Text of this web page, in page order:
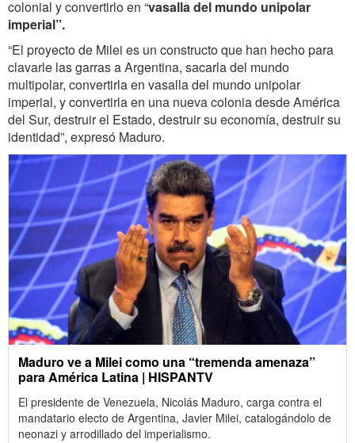
colonial y convertirlo en “vasalla del mundo unipolar
imperial”.
“El proyecto de Milei es un constructo que han hecho para
clavarle las garras a Argentina, sacarla del mundo
multipolar, convertirla en vasalla del mundo unipolar
imperial, y convertirla en una nueva colonia desde América
del Sur, destruir el Estado, destruir su economía, destruir su
identidad”, expresó Maduro.
Maduro ve a Milei como una “tremenda amenaza”
para América Latina | HISPANTV
El presidente de Venezuela, Nicolás Maduro, carga contra el
mandatario electo de Argentina, Javier Milei, catalogándolo de
neonazi y arrodillado del imperialismo.